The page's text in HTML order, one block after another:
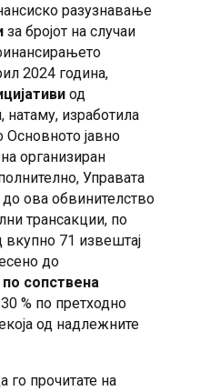
разузнавање
за бројот на случаи
2024 година,
од
натаму, изработила
Основното јавно
организиран
Управата
ова обвинителство
трансакции, по
вкупно 71 извештај
до
по сопствена
30 % по претходно
од надлежните
прочитате на